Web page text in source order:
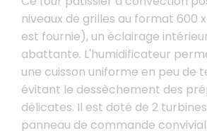
niveaux de grilles au format 600
est fournie), un éclairage
abattante. L'humidificateur
une cuisson uniforme en peu de
évitant le dessèchement des
délicates. Il est doté de 2
panneau de commande